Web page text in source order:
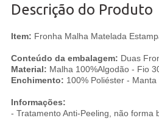
Descrição do Produto
Item: Fronha Malha Matelada
Conteúdo da embalagem: Duas
Material: Malha 100%Algodão - Fio
Enchimento: 100% Poliéster - Manta
Informações:
- Tratamento Anti-Peeling, não forma